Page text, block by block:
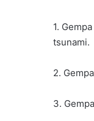
1.
tsunami.
2.
3.